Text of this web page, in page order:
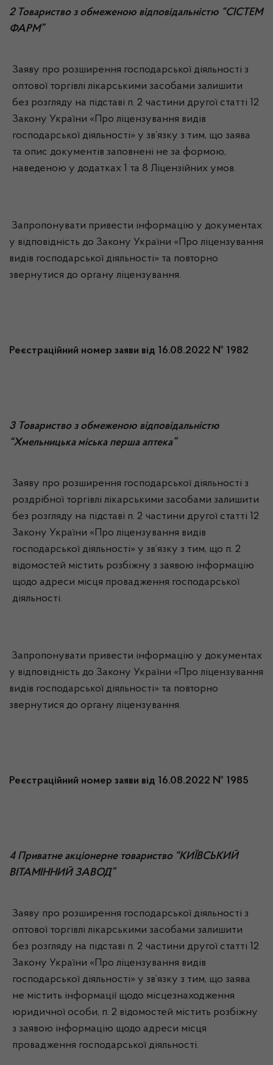
2 Товариство з обмеженою відповідальністю “СІСТЕМ
ФАРМ”
Заяву про розширення господарської діяльності з
оптової торгівлі лікарськими засобами залишити
без розгляду на підставі п. 2 частини другої статті 12
Закону України «Про ліцензування видів
господарської діяльності» у зв’язку з тим, що заява
та опис документів заповнені не за формою,
наведеною у додатках 1 та 8 Ліцензійних умов.
Запропонувати привести інформацію у документах
у відповідність до Закону України «Про ліцензування
видів господарської діяльності» та повторно
звернутися до органу ліцензування.
Реєстраційний номер заяви від 16.08.2022 № 1982
3 Товариство з обмеженою відповідальністю
“Хмельницька міська перша аптека”
Заяву про розширення господарської діяльності з
роздрібної торгівлі лікарськими засобами залишити
без розгляду на підставі п. 2 частини другої статті 12
Закону України «Про ліцензування видів
господарської діяльності» у зв’язку з тим, що п. 2
відомостей містить розбіжну з заявою інформацію
щодо адреси місця провадження господарської
діяльності.
Запропонувати привести інформацію у документах
у відповідність до Закону України «Про ліцензування
видів господарської діяльності» та повторно
звернутися до органу ліцензування.
Реєстраційний номер заяви від 16.08.2022 № 1985
4 Приватне акціонерне товариство “КИЇВСЬКИЙ
ВІТАМІННИЙ ЗАВОД”
Заяву про розширення господарської діяльності з
оптової торгівлі лікарськими засобами залишити
без розгляду на підставі п. 2 частини другої статті 12
Закону України «Про ліцензування видів
господарської діяльності» у зв’язку з тим, що заява
не містить інформації щодо місцезнаходження
юридичної особи, п. 2 відомостей містить розбіжну
з заявою інформацію щодо адреси місця
провадження господарської діяльності.